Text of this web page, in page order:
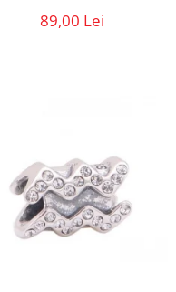
89,00 Lei